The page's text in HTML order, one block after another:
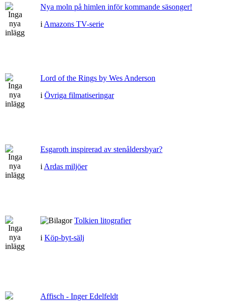
Nya moln på himlen inför kommande säsonger!
i Amazons TV-serie
Lord of the Rings by Wes Anderson
i Övriga filmatiseringar
Esgaroth inspirerad av stenåldersbyar?
i Ardas miljöer
Tolkien litografier
i Köp-byt-sälj
Affisch - Inger Edelfeldt